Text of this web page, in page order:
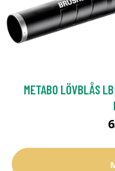
METABO LÖVBLÅS